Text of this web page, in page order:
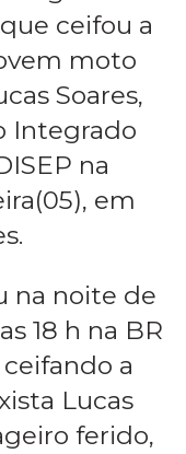
ceifou a
moto
Soares,
Integrado
na
em
na noite de
18 h na BR
a
Lucas
ferido,